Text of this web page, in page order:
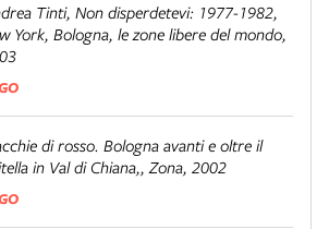
Tinti, Non disperdetevi: 1977-1982,
York, Bologna, le zone libere del mondo,
di rosso. Bologna avanti e oltre il
in Val di Chiana,,Zona, 2002